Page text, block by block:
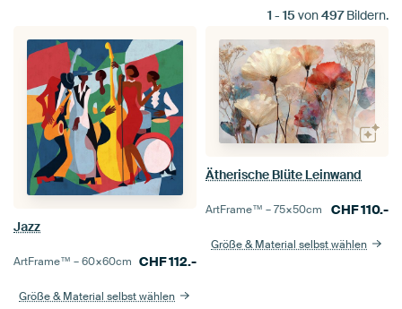
1 - 15von497Bildern.
Jazz
ArtFrame™ –60×60cm CHF112.-
Größe & Material selbst wählen
Ätherische Blüte Leinwand
ArtFrame™ –75×50cm CHF110.-
Größe & Material selbst wählen